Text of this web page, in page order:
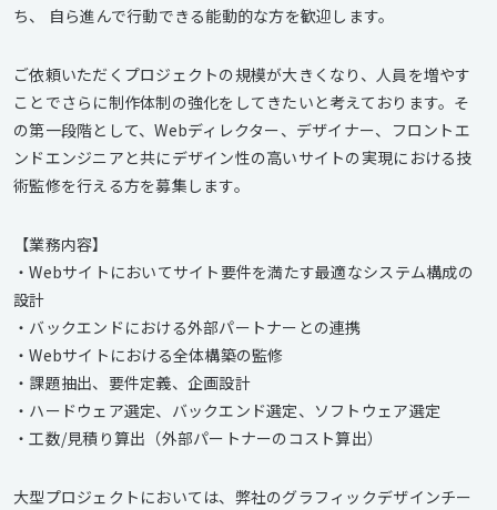
ち、 自ら進んで行動できる能動的な方を歓迎します。
ご依頼いただくプロジェクトの規模が大きくなり、人員を増やす
ことでさらに制作体制の強化をしてきたいと考えております。そ
の第一段階として、Webディレクター、デザイナー、フロントエ
ンドエンジニアと共にデザイン性の高いサイトの実現における技
術監修を行える方を募集します。
【業務内容】
・Webサイトにおいてサイト要件を満たす最適なシステム構成の
設計
・バックエンドにおける外部パートナーとの連携
・Webサイトにおける全体構築の監修
・課題抽出、要件定義、企画設計
・ハードウェア選定、バックエンド選定、ソフトウェア選定
・工数/見積り算出（外部パートナーのコスト算出）
大型プロジェクトにおいては、弊社のグラフィックデザインチー